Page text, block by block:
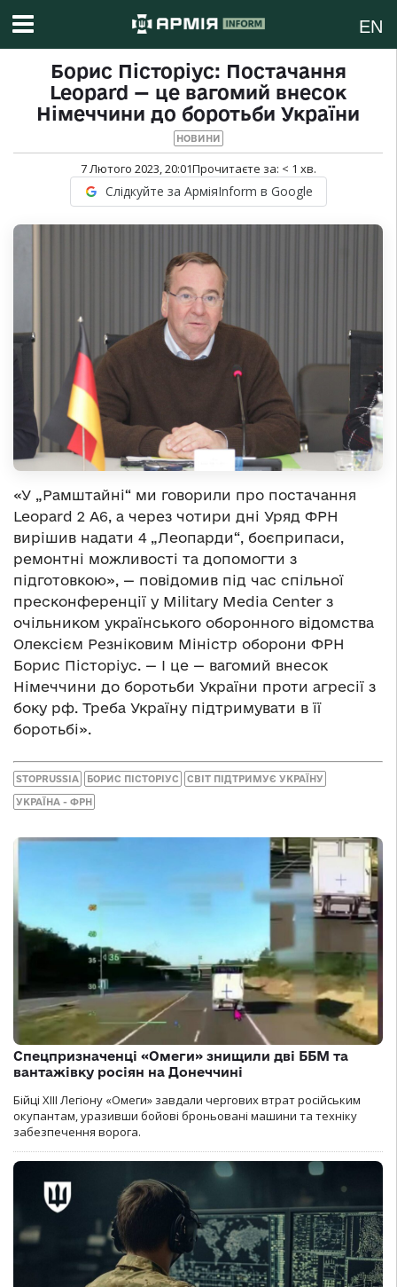
EN
Борис Пісторіус: Постачання
Leopard — це вагомий внесок
Німеччини до боротьби України
НОВИНИ
7 Лютого 2023, 20:01Прочитаєте за: < 1 хв.
Слідкуйте за АрміяInform в Google
«У „Рамштайні“ ми говорили про постачання
Leopard 2 А6, а через чотири дні Уряд ФРН
вирішив надати 4 „Леопарди“, боєприпаси,
ремонтні можливості та допомогти з
підготовкою», — повідомив під час спільної
пресконференції у Military Media Center з
очільником українського оборонного відомства
Олексієм Резніковим Міністр оборони ФРН
Борис Пісторіус. — І це — вагомий внесок
Німеччини до боротьби України проти агресії з
боку рф. Треба Україну підтримувати в її
боротьбі».
STOPRUSSIA БОРИС ПІСТОРІУС СВІТ ПІДТРИМУЄ УКРАЇНУ
УКРАЇНА - ФРН
Спецпризначенці «Омеги» знищили дві ББМ та
вантажівку росіян на Донеччині
Бійці ХІІІ Легіону «Омеги» завдали чергових втрат російським
окупантам, уразивши бойові броньовані машини та техніку
забезпечення ворога.